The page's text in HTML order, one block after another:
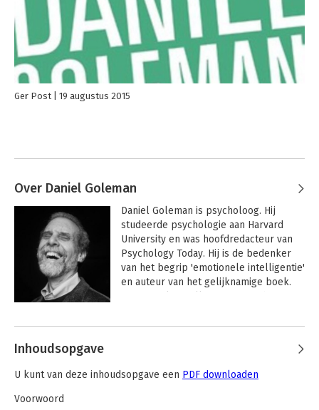
Ger Post 19 augustus 2015
Over Daniel Goleman
Daniel Goleman is psycholoog. Hij
studeerde psychologie aan Harvard
University en was hoofdredacteur van
Psychology Today. Hij is de bedenker
van het begrip 'emotionele intelligentie'
en auteur van het gelijknamige boek.
vertaald.
Andere boeken door Daniel
Goleman
Inhoudsopgave
U kunt van deze inhoudsopgave een PDF downloaden
Voorwoord